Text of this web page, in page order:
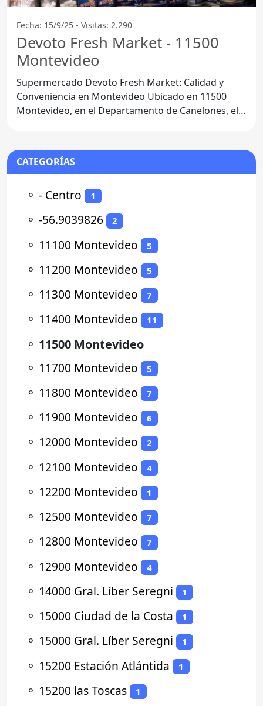
Fecha: 15/9/25 - Visitas: 2.290
Devoto Fresh Market - 11500
Montevideo
Supermercado Devoto Fresh Market: Calidad y
Conveniencia en Montevideo Ubicado en 11500
Montevideo, en el Departamento de Canelones, el
CATEGORÍAS
⚬ - Centro 1
⚬ -56.9039826 2
⚬ 11100 Montevideo 5
⚬ 11200 Montevideo 5
⚬ 11300 Montevideo 7
⚬ 11400 Montevideo 11
⚬ 11500 Montevideo
⚬ 11700 Montevideo 5
⚬ 11800 Montevideo 7
⚬ 11900 Montevideo 6
⚬ 12000 Montevideo 2
⚬ 12100 Montevideo 4
⚬ 12200 Montevideo 1
⚬ 12500 Montevideo 7
⚬ 12800 Montevideo 7
⚬ 12900 Montevideo 4
⚬ 14000 Gral. Líber Seregni 1
⚬ 15000 Ciudad de la Costa 1
⚬ 15000 Gral. Líber Seregni 1
⚬ 15200 Estación Atlántida 1
⚬ 15200 las Toscas 1